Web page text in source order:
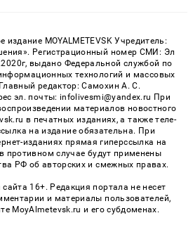
издание MOYALMETEVSK Учредитель:
Регистрационный номер СМИ: Эл
выдано Федеральной службой по
технологий и массовых
редактор: Самохин А. С.
эл. почты: infolivesmi@yandex.ru При
материалов новостного
в печатных изданиях, а также теле-
на издание обязательна. При
изданиях прямая гиперссылка на
противном случае будут применены
РФ об авторских и смежных правах.
сайта 16+. Редакция портала не несет
и материалы пользователей,
MoyAlmetevsk.ru и его субдоменах.